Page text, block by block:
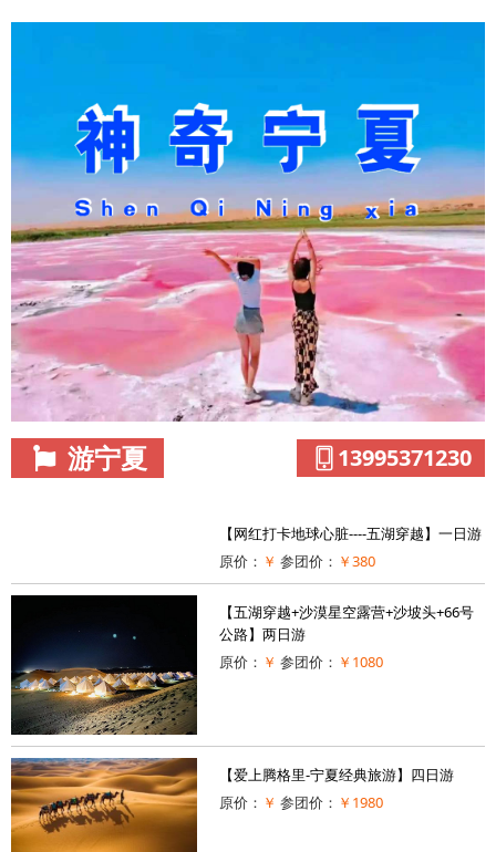
游宁夏 13995371230
【网红打卡地球心脏----五湖穿越】一日游
原价： ￥ 参团价： ￥380
【五湖穿越+沙漠星空露营+沙坡头+66号
公路】两日游
原价： ￥ 参团价： ￥1080
【爱上腾格里-宁夏经典旅游】四日游
原价： ￥ 参团价： ￥1980